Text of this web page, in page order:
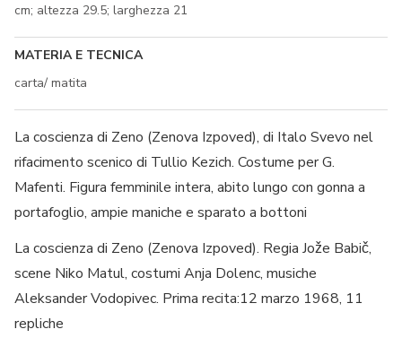
cm; altezza 29.5; larghezza 21
MATERIA E TECNICA
carta/ matita
La coscienza di Zeno (Zenova Izpoved), di Italo Svevo nel
rifacimento scenico di Tullio Kezich. Costume per G.
Mafenti. Figura femminile intera, abito lungo con gonna a
portafoglio, ampie maniche e sparato a bottoni
La coscienza di Zeno (Zenova Izpoved). Regia Jože Babič,
scene Niko Matul, costumi Anja Dolenc, musiche
Aleksander Vodopivec. Prima recita:12 marzo 1968, 11
repliche